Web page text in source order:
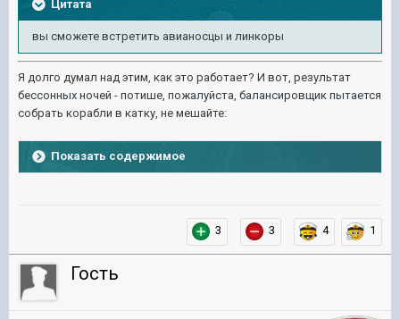
Цитата
вы сможете встретить авианосцы и линкоры
Я долго думал над этим, как это работает? И вот, результат
бессонных ночей - потише, пожалуйста, балансировщик пытается
собрать корабли в катку, не мешайте:
Показать содержимое
3 3 4 1
Гость